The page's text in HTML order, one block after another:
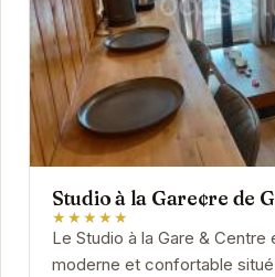
Studio à la Gare¢re de
★★★★★
Le Studio à la Gare &
moderne et confortable